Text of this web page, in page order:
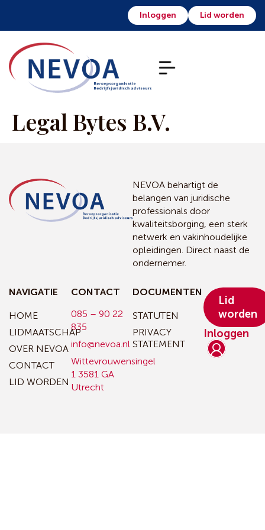
Inloggen Lid worden
Legal Bytes B.V.
NEVOA behartigt de
belangen van juridische
professionals door
kwaliteitsborging, een sterk
netwerk en vakinhoudelijke
opleidingen. Direct naast de
ondernemer.
NAVIGATIE
HOME
LIDMAATSCHAP
OVER NEVOA
CONTACT
LID WORDEN
CONTACT
085 – 90 22
835
info@nevoa.nl
Wittevrouwensingel
1 3581 GA
Utrecht
DOCUMENTEN
STATUTEN
PRIVACY
STATEMENT
Inloggen
Lid
worden